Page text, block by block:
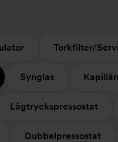
Torkfilter/
Synglas
Lågtryckspressostat
Dubbelpressostat